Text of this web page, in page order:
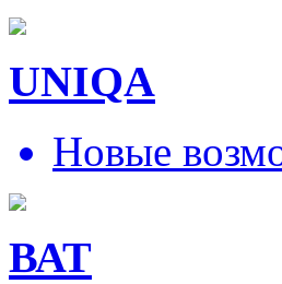
UNIQA
Новые
ВАТ